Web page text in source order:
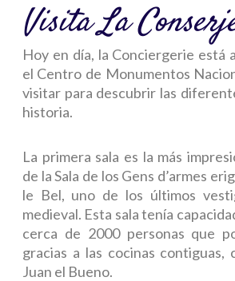
Visita La
Hoy en día, la Conciergerie está
el Centro de Monumentos
visitar para descubrir las
historia.
La primera sala es la más
de la Sala de los Gens d’armes
le Bel, uno de los últimos
medieval. Esta sala tenía
cerca de 2000 personas que
gracias a las cocinas contiguas,
Juan el Bueno.